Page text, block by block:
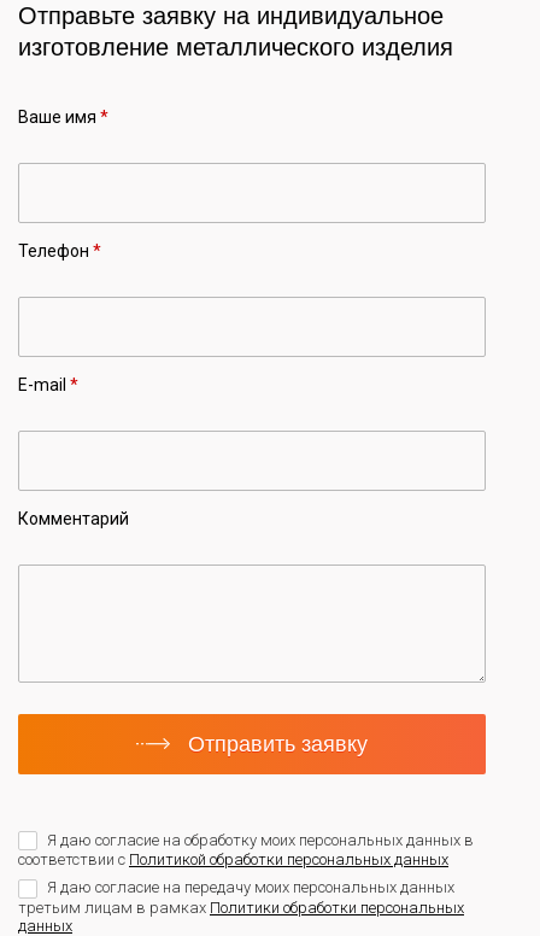
Отправьте заявку на индивидуальное
изготовление металлического изделия
Ваше имя *
Телефон *
E-mail *
Комментарий
Отправить заявку
Я даю согласие на обработку моих персональных данных в
соответствии с Политикой обработки персональных данных
Я даю согласие на передачу моих персональных данных
третьим лицам в рамках Политики обработки персональных
данных